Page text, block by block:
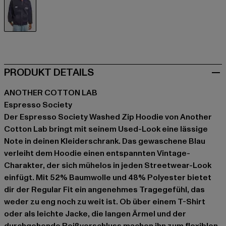
PRODUKT DETAILS
ANOTHER COTTON LAB
Espresso Society
Der Espresso Society Washed Zip Hoodie von Another
Cotton Lab bringt mit seinem Used-Look eine lässige
Note in deinen Kleiderschrank. Das gewaschene Blau
verleiht dem Hoodie einen entspannten Vintage-
Charakter, der sich mühelos in jeden Streetwear-Look
einfügt. Mit 52% Baumwolle und 48% Polyester bietet
dir der Regular Fit ein angenehmes Tragegefühl, das
weder zu eng noch zu weit ist. Ob über einem T-Shirt
oder als leichte Jacke, die langen Ärmel und der